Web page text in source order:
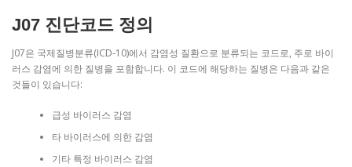
J07 진단코드 정의
J07은 국제질병분류(ICD-10)에서 감염성 질환으로 분류되는 코드로, 주로 바이
러스 감염에 의한 질병을 포함합니다. 이 코드에 해당하는 질병은 다음과 같은
것들이 있습니다:
급성 바이러스 감염
타 바이러스에 의한 감염
기타 특정 바이러스 감염